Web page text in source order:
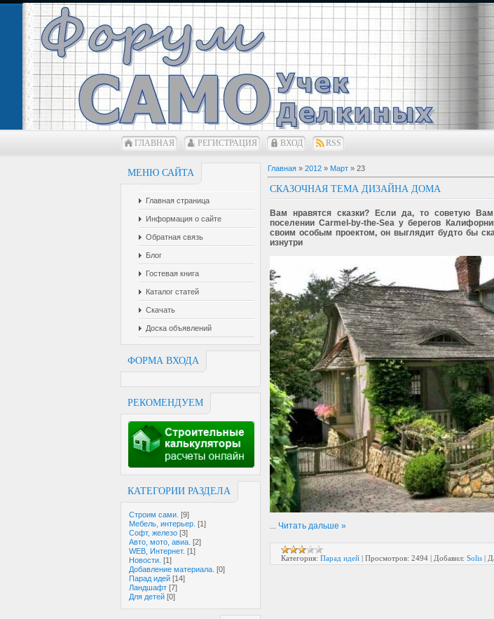
ГЛАВНАЯ РЕГИСТРАЦИЯ ВХОД RSS
МЕНЮ САЙТА
Главная страница
Информация о сайте
Обратная связь
Блог
Гостевая книга
Каталог статей
Скачать
Доска объявлений
ФОРМА ВХОДА
РЕКОМЕНДУЕМ
КАТЕГОРИИ РАЗДЕЛА
Строим сами. [9]
Мебель, интерьер. [1]
Софт, железо [3]
Авто, мото, авиа. [2]
WEB, Интернет. [1]
Новости. [1]
Добавление материала. [0]
Парад идей [14]
Ландшафт [7]
Для детей [0]
Главная » 2012 » Март » 23
СКАЗОЧНАЯ ТЕМА ДИЗАЙНА ДОМА
Вам нравятся сказки? Если да, то советую
поселении Carmel-by-the-Sea у берегов
своим особым проектом, он выглядит будто бы
изнутри
... Читать дальше »
Категория: Парад идей | Просмотров: 2494 | Добавил: Solis |